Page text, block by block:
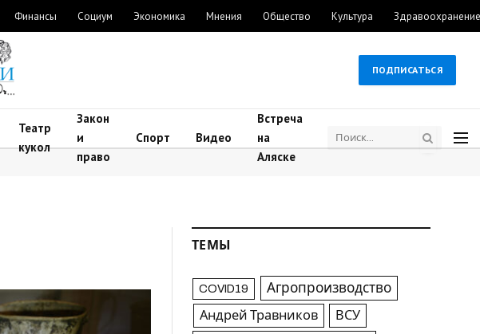
Финансы Социум Экономика Мнения Общество Культура Здравоохранение
ПОДПИСАТЬСЯ
Театр
кукол
Закон
и
право
Спорт Видео
Встреча
на
Аляске
ТЕМЫ
COVID19 Агропроизводство
Андрей Травников ВСУ